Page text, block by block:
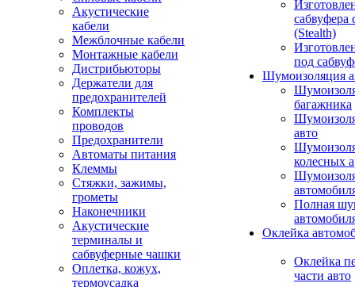
Акустические
кабели
Межблочные кабели
Монтажные кабели
Дистрибьюторы
Держатели для
предохранителей
Комплекты
проводов
Предохранители
Автоматы питания
Клеммы
Стяжки, зажимы,
грометы
Наконечники
Акустические
терминалы и
сабвуферные чашки
Оплетка, кожух,
термоусадка
сабвуфера
(Stealth)
под
Шумоизоляция
багажника
авто
колесных
Полная
Оклейка
Оклейка
части авто